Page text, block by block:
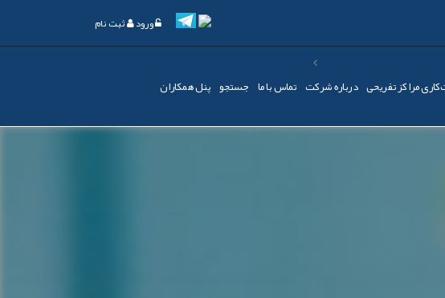
ورود ثبت نام
مراکز تفریحی درباره شرکت تماس با ما جستجو پنل همکاران